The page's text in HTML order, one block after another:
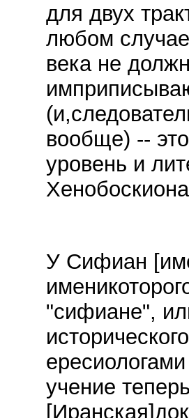
для двух
любом
века не
вообще) --
уровень и
У Сифиан
"сифиане",
учение